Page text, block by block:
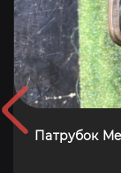
Патрубок